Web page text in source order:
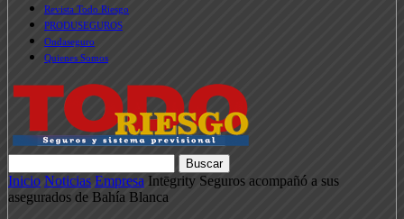
Revista Todo Riesgo
PRODUSEGUROS
Ondaseguro
Quienes Somos
Inicio Noticias Empresa Intēgrity Seguros acompañó a sus
asegurados de Bahía Blanca